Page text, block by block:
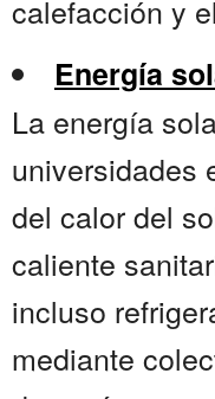
calefacción y
Energía
La energía
universidades
del calor del
caliente
incluso
mediante